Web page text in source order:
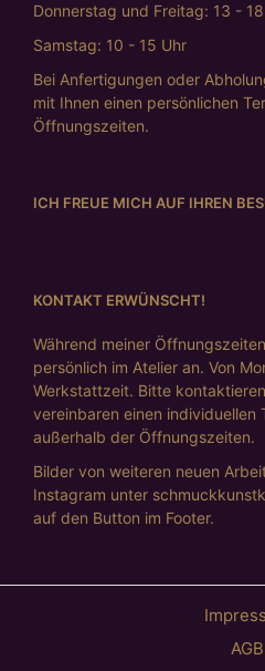
Donnerstag und Freitag: 13 -
Samstag: 10 - 15 Uhr
Bei Anfertigungen oder
mit Ihnen einen persönlichen
Öffnungszeiten.
ICH FREUE MICH AUF IHREN
KONTAKT ERWÜNSCHT!
Während meiner
persönlich im Atelier an. Von
Werkstattzeit. Bitte
vereinbaren einen individuellen
außerhalb der Öffnungszeiten.
Bilder von weiteren neuen
Instagram unter
auf den Button im Footer.
AGB